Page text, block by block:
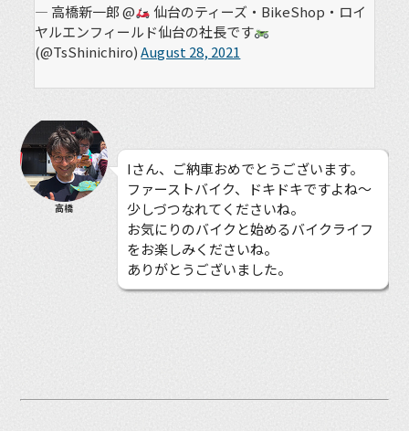
— 高橋新一郎 @
仙台のティーズ・BikeShop・ロイ
ヤルエンフィールド仙台の社長です
(@TsShinichiro)August 28, 2021
高橋
Iさん、ご納車おめでとうございます。
ファーストバイク、ドキドキですよね〜
少しづつなれてくださいね。
お気にりのバイクと始めるバイクライフ
をお楽しみくださいね。
ありがとうございました。